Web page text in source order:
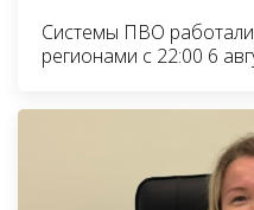
Системы ПВО
регионами с 22:00 6